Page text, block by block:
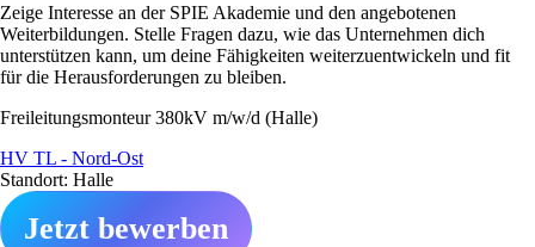
Zeige Interesse an der SPIE Akademie und den angebotenen
Weiterbildungen. Stelle Fragen dazu, wie das Unternehmen dich
unterstützen kann, um deine Fähigkeiten weiterzuentwickeln und fit
für die Herausforderungen zu bleiben.
Freileitungsmonteur 380kV m/w/d (Halle)
HV TL - Nord-Ost
Standort: Halle
Jetzt bewerben